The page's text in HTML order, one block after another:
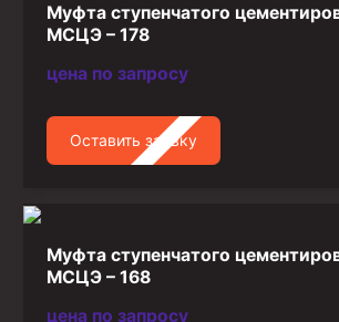
Муфта ступенчатого
МСЦЭ – 178
цена по запросу
Оставить заявку
Муфта ступенчатого
МСЦЭ – 168
цена по запросу